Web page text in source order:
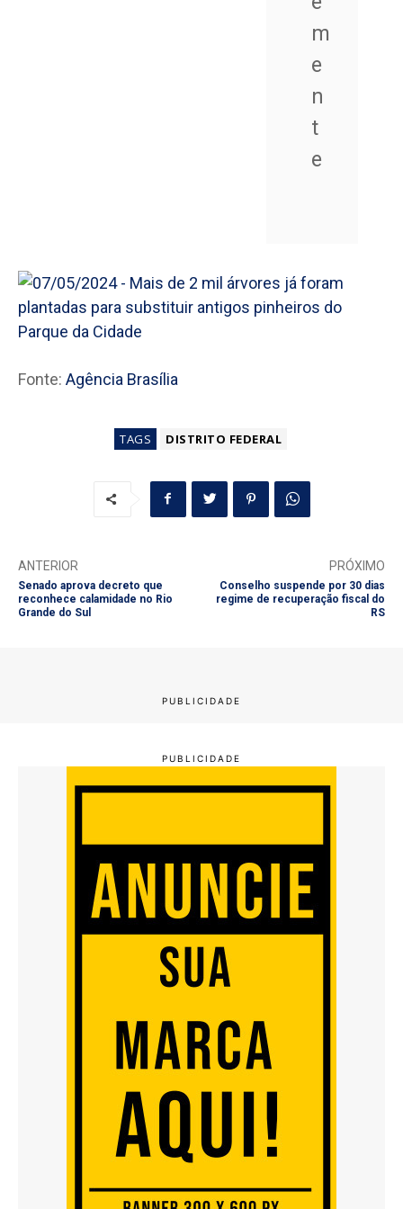
m
e
n
t
e
Fonte: Agência Brasília
TAGS DISTRITO FEDERAL
ANTERIOR
Senado aprova decreto que
reconhece calamidade no Rio
Grande do Sul
PRÓXIMO
Conselho suspende por 30 dias
regime de recuperação fiscal do
RS